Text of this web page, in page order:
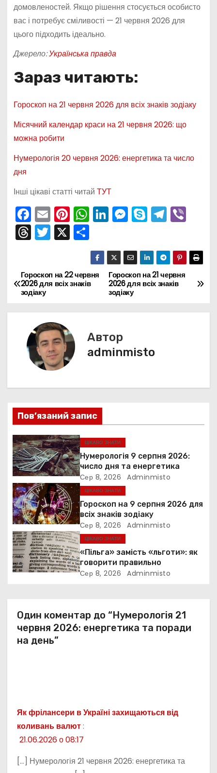
домовленостей. Якщо рішення стосується особисто
вас і потребує сміливості — 21 червня 2026 для
цього підходить ідеально.
Джерело:Українська правда
Зараз читають:
Гороскоп на 21 червня 2026 для всіх знаків зодіаку
Місячний календар краси на 21 червня 2026: що
можна робити
Нумерологія 20 червня 2026: енергетика та число
дня
Інші цікаві статті читай ТУТ
F
a
c
b
o
o
k
E
m
ai
Pi
nt
er
st
W
h
a
ts
A
p
p
Li
n
k
e
dI
n
M
e
s
s
e
n
g
S
k
y
p
e
T
el
e
gr
a
m
Vi
er
T
hr
a
d
s
T
w
er
X П
о
ді
л
т
с
я
Н
а
ц
і
я
з
а
п
и
с
і
Гороскоп на 21 червня
2026 для всіх знаків
зодіаку
Гороскоп на 22 червня
2026 для всіх знаків
зодіаку
Автор
adminmisto
Пов’язаний запис
ЦІКАВО ЗНАТИ
Нумерологія 9 серпня 2026:
число дня та енергетика
Сер 8, 2026 Adminmisto
ЦІКАВО ЗНАТИ
Гороскоп на 9 серпня 2026 для
всіх знаків зодіаку
Сер 8, 2026 Adminmisto
ЦІКАВО ЗНАТИ
«Пільга» замість «льготи»: як
говорити правильно
Сер 8, 2026 Adminmisto
Один коментар до “Нумерологія 21
червня 2026: енергетика та поради
на день”
Як фрілансери в Україні захищаються від
коливань валют:
21.06.2026 о 08:17
[…] Нумерологія 21 червня 2026: енергетика та